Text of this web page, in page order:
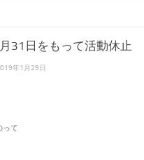
31日をもって活動休止
年1月29日
って